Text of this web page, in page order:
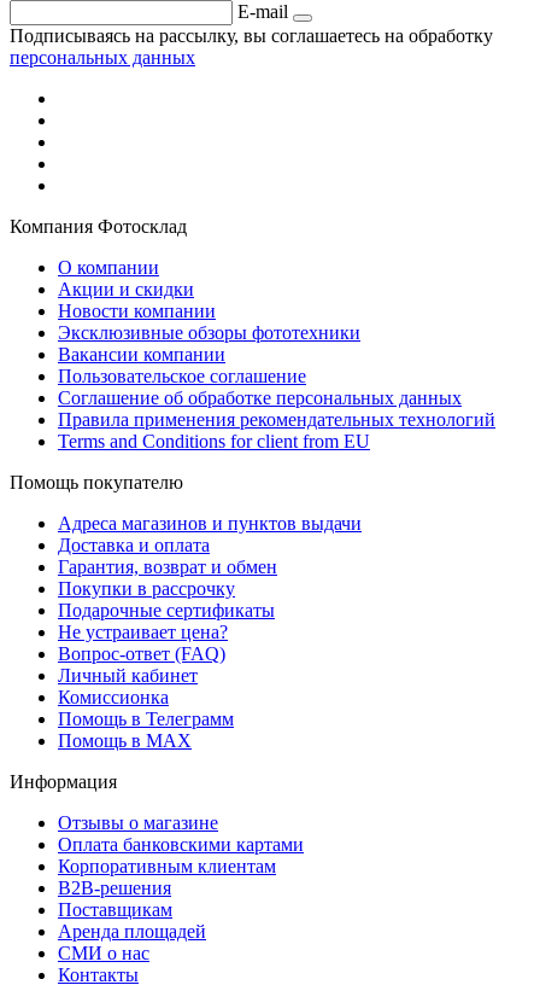
E-mail
Подписываясь на рассылку, вы соглашаетесь на обработку
персональных данных
Компания Фотосклад
О компании
Акции и скидки
Новости компании
Эксклюзивные обзоры фототехники
Вакансии компании
Пользовательское соглашение
Соглашение об обработке персональных данных
Правила применения рекомендательных технологий
Terms and Conditions for client from EU
Помощь покупателю
Адреса магазинов и пунктов выдачи
Доставка и оплата
Гарантия, возврат и обмен
Покупки в рассрочку
Подарочные сертификаты
Не устраивает цена?
Вопрос-ответ (FAQ)
Личный кабинет
Комиссионка
Помощь в Телеграмм
Помощь в MAX
Информация
Отзывы о магазине
Оплата банковскими картами
Корпоративным клиентам
B2B-решения
Поставщикам
Аренда площадей
СМИ о нас
Контакты